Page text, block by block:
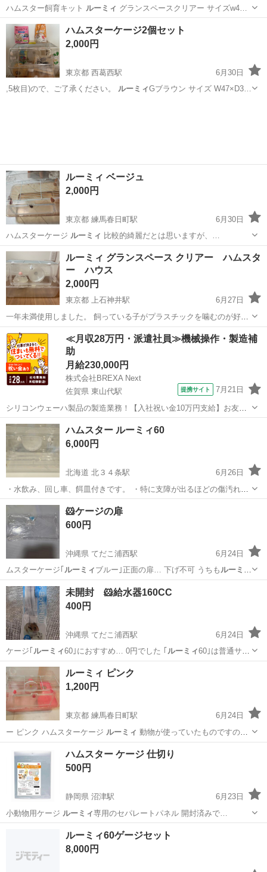
ハムスター飼育キット ルーミィ グランスペースクリアー サイズw4…
愛知 名古屋市 喜多山駅 その他
ジャンガリアンハムスター
ハムスターケージ2個セット
2,000円
東京都 西葛西駅
6月30日
,5枚目)ので、ご了承ください。 ルーミィ Gブラウン サイズ W47×D3…
ルーミィ ベージュ
2,000円
東京都 練馬春日町駅
6月30日
ハムスターケージ ルーミィ 比較的綺麗だとは思いますが、…
東京 練馬区 練馬春日町駅 その他 ルーミィ
ルーミィ グランスペース クリアー ハムスタ
ー ハウス
2,000円
東京都 上石神井駅
6月27日
一年未満使用しました。 飼っている子がプラスチックを噛むのが好き
なハムスターだったので、画像2枚目のように2ミリ程の穴をあけたの
で他のお家にお引越ししました。 使用には問題ありません。 清掃はま
めにしています。 三晃商...
東京 練馬区 上石神井駅 その他
≪月収28万円・派遣社員≫機械操作・製造補
助
月給230,000円
株式会社BREXA Next
佐賀県 東山代駅
提携サイト 7月21日
シリコンウェーハ製品の製造業務！【入社祝い金10万円支給】お友達
やカップルとの応募OK◎年間休日129日＆休出なしでプライベート充
実♪業務はクリーンルームで快適作業◎自社正社員登用制度あり★1食
300円～の格安食堂あり！《佐...
佐賀 伊万里市 東山代駅
ハムスター ルーミィ60
6,000円
北海道 北３４条駅
6月26日
・水飲み、回し車、餌皿付きです。 ・特に支障が出るほどの傷汚れは
ありませんが、噛み跡などはありますので、ご理解ください。 小動物
ゲージ ケージ ケース 飼育
北海道 札幌市 北３４条駅
🐹ケージの扉
600円
沖縄県 てだこ浦西駅
6月24日
ムスターケージ｢ ルーミィ ブルー｣正面の扉… 下げ不可 うちもルーミィ
使っているので急…
沖縄 うるま市 てだこ浦西駅
未開封 🐹給水器160CC
400円
沖縄県 てだこ浦西駅
6月24日
ケージ｢ ルーミィ 60｣におすすめ… 0円でした ｢ ルーミィ60｣は普通サ
イ… ✳️45cmのルーミィには地面に着くの…
沖縄 うるま市 てだこ浦西駅
ルーミィ ピンク
1,200円
東京都 練馬春日町駅
6月24日
ー ピンク ハムスターケージ ルーミィ
で…
練馬春日町駅 その他
ハムスター ケージ 仕切り
500円
静岡県 沼津駅
6月23日
小動物用ケージ ルーミィ 専用のセパレートパネル 開封済みで…
その他
ルーミィ60ゲージセット
8,000円